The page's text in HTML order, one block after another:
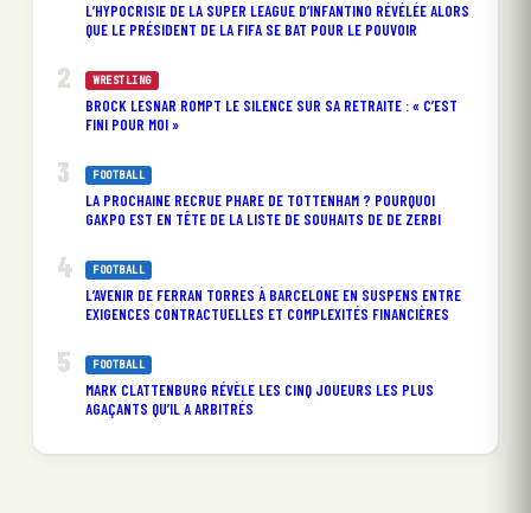
L’HYPOCRISIE DE LA SUPER LEAGUE D’INFANTINO RÉVÉLÉE ALORS
QUE LE PRÉSIDENT DE LA FIFA SE BAT POUR LE POUVOIR
WRESTLING
BROCK LESNAR ROMPT LE SILENCE SUR SA RETRAITE : « C’EST
FINI POUR MOI »
FOOTBALL
LA PROCHAINE RECRUE PHARE DE TOTTENHAM ? POURQUOI
GAKPO EST EN TÊTE DE LA LISTE DE SOUHAITS DE DE ZERBI
FOOTBALL
L’AVENIR DE FERRAN TORRES À BARCELONE EN SUSPENS ENTRE
EXIGENCES CONTRACTUELLES ET COMPLEXITÉS FINANCIÈRES
FOOTBALL
MARK CLATTENBURG RÉVÈLE LES CINQ JOUEURS LES PLUS
AGAÇANTS QU’IL A ARBITRÉS